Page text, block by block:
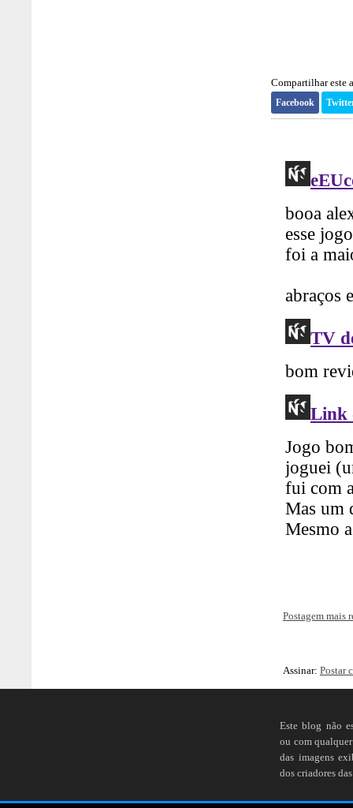
Compartilhar este
Facebook
Postagem mais
Assinar: Postar
Este blog não
ou com
das imagens
dos criadores